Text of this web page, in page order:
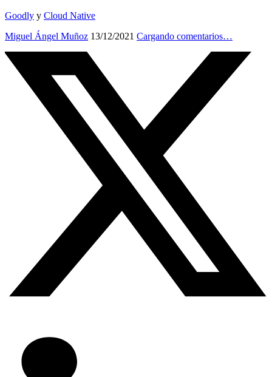
Goodly y Cloud Native
Miguel Ángel Muñoz 13/12/2021 Cargando comentarios…